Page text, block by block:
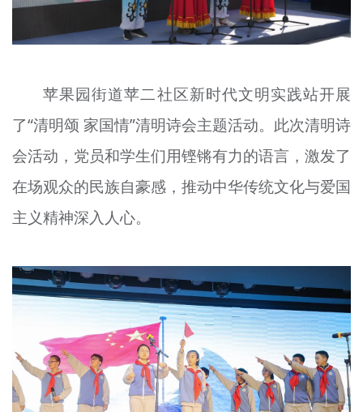
苹果园街道苹二社区新时代文明实践站开展
了“清明颂 家国情”清明诗会主题活动。此次清明诗
会活动，党员和学生们用铿锵有力的语言，激发了
在场观众的民族自豪感，推动中华传统文化与爱国
主义精神深入人心。